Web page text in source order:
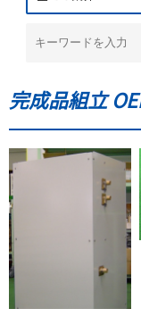
完成品組立